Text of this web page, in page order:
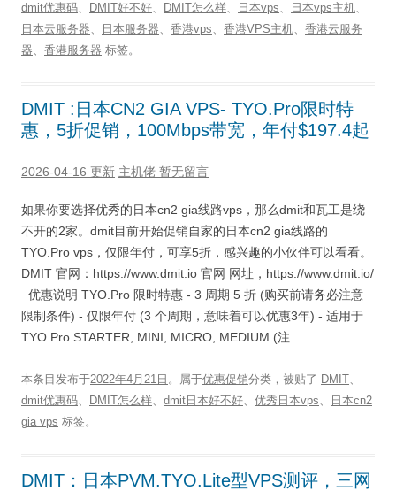
dmit优惠码、 DMIT好不好、 DMIT怎么样、 日本vps、 日本vps主机、
日本云服务器、 日本服务器、 香港vps、 香港VPS主机、 香港云服务
器、 香港服务器 标签。
DMIT :日本CN2 GIA VPS- TYO.Pro限时特
惠，5折促销，100Mbps带宽，年付$197.4起
2026-04-16 更新 主机佬 暂无留言
如果你要选择优秀的日本cn2 gia线路vps，那么dmit和瓦工是绕
不开的2家。dmit目前开始促销自家的日本cn2 gia线路的
TYO.Pro vps，仅限年付，可享5折，感兴趣的小伙伴可以看看。
DMIT 官网：https://www.dmit.io 官网 网址，https://www.dmit.io/
优惠说明 TYO.Pro 限时特惠 - 3 周期 5 折 (购买前请务必注意
限制条件) - 仅限年付 (3 个周期，意味着可以优惠3年) - 适用于
TYO.Pro.STARTER, MINI, MICRO, MEDIUM (注 …
本条目发布于2022年4月21日 。属于优惠促销分类，被贴了 DMIT、
dmit优惠码、 DMIT怎么样、 dmit日本好不好、 优秀日本vps、
日本cn2
gia vps 标签。
DMIT：日本PVM.TYO.Lite型VPS测评，三网